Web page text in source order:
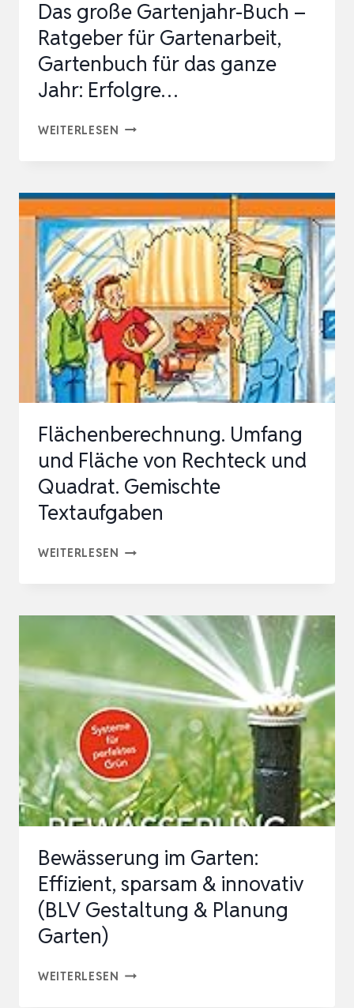
Das große Gartenjahr-Buch –
Ratgeber für Gartenarbeit,
Gartenbuch für das ganze
Jahr: Erfolgre…
WEITERLESEN DAS
UCH –
R
ATGEBER F
ÜR G
ARTENARBEIT, G
ARTENBUCH F
ÜR D
AS G
ANZE J
RFOLGRE…
Flächenberechnung. Umfang
und Fläche von Rechteck und
Quadrat. Gemischte
Textaufgaben
WEITERLESEN FLÄCHENBERECHNUNG.
FLÄCHE
VON
RECHTECK
UND
QUADRAT.
GEMISCHTE
TEXTAUFGABEN
Bewässerung im Garten:
Effizient, sparsam & innovativ
(BLV Gestaltung & Planung
Garten)
WEITERLESEN BEWÄSSERUNG